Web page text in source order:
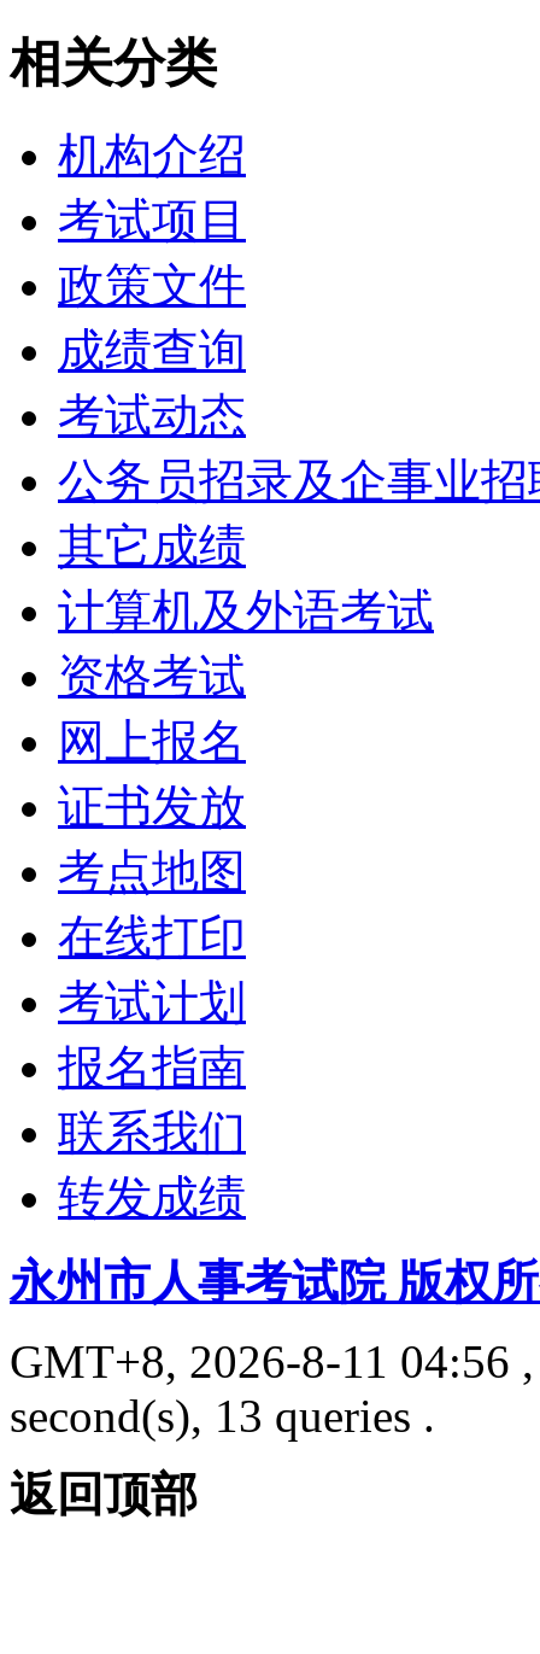
相关分类
机构介绍
考试项目
政策文件
成绩查询
考试动态
公务员招录及企事业
其它成绩
计算机及外语考试
资格考试
网上报名
证书发放
考点地图
在线打印
考试计划
报名指南
联系我们
转发成绩
永州市人事考试院 版权
GMT+8, 2026-8-11 04:56
second(s), 13 queries .
返回顶部